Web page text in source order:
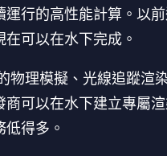
運行的高性能計算。以
可以在水下完成。
物理模擬、光線追蹤渲
商可以在水下建立專屬
得多。